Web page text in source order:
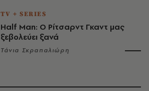
TV + SERIES
Half Man: Ο Ρίτσαρντ Γκαντ μας
ξεβολεύει ξανά
Τάνια Σκραπαλιώρη